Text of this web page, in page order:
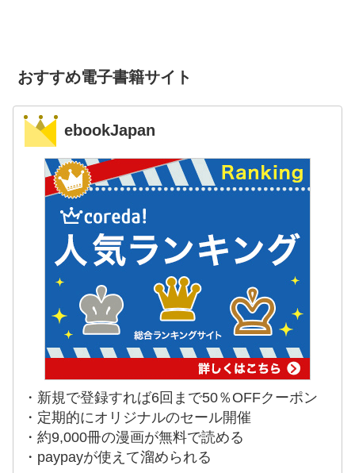
おすすめ電子書籍サイト
ebookJapan
・新規で登録すれば6回まで50％OFFクーポン
・定期的にオリジナルのセール開催
・約9,000冊の漫画が無料で読める
・paypayが使えて溜められる